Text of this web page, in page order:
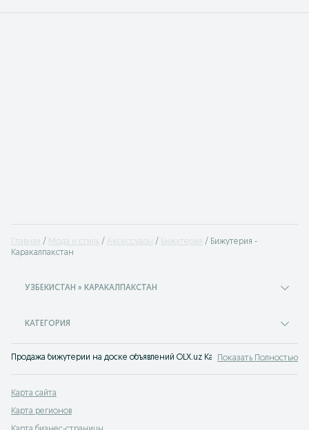
Главная Мода и стиль Аксессуары Бижутерия
Бижутерия -
Каракалпакстан
УЗБЕКИСТАН » КАРАКАЛПАКСТАН
КАТЕГОРИЯ
Продажа бижутерии на доске объявлений OLX.uz Каракалпакстан.
Показать Полностью
Карта сайта
Карта регионов